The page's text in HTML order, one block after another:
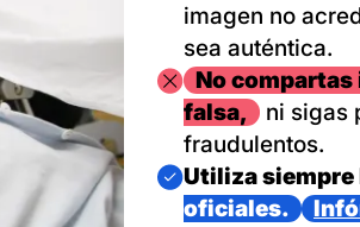
imagen no
sea auténtica.
Imagen
No
falsa,
ni sigas
fraudulentos.
Imagen
Utiliza siempre
oficiales.